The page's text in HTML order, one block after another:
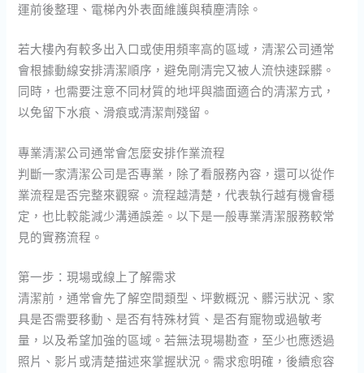
運前後整理、電梯內外表面維護與積塵清除。
若大樓內有較多出入口或使用頻率高的區域，清潔公司通常
會根據動線安排清潔順序，避免剛清完又被人流快速踩髒。
同時，也需要注意不同材質的地坪與牆面適合的清潔方式，
以免留下水痕、滑痕或清潔劑殘留。
專業清潔公司通常會怎麼安排作業流程
判斷一家清潔公司是否專業，除了看服務內容，還可以從作
業流程是否完整來觀察。流程越清楚，代表執行越有機會穩
定，也比較能減少溝通誤差。以下是一般專業清潔服務較常
見的實務流程。
第一步：現場或線上了解需求
清潔前，通常會先了解空間類型、坪數概況、髒污狀況、家
具是否需要移動、是否有特殊材質、是否有寵物或過敏考
量，以及希望加強的區域。若無法現場勘查，至少也應透過
照片、影片或清楚描述來掌握狀況。需求愈明確，後續愈容